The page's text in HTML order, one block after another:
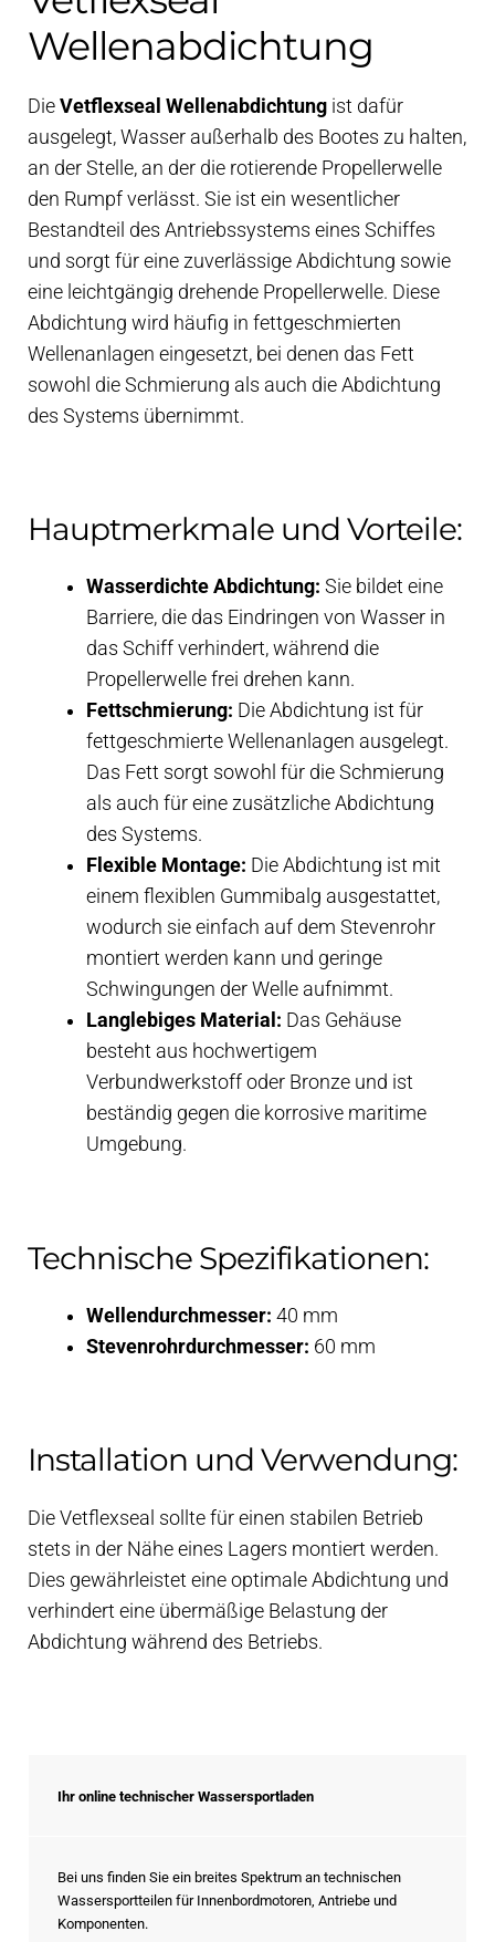
Wellenabdichtung
Die Vetflexseal Wellenabdichtungist dafür
ausgelegt, Wasser außerhalb des Bootes zu halten,
an der Stelle, an der die rotierende Propellerwelle
den Rumpf verlässt. Sie ist ein wesentlicher
Bestandteil des Antriebssystems eines Schiffes
und sorgt für eine zuverlässige Abdichtung sowie
eine leichtgängig drehende Propellerwelle. Diese
Abdichtung wird häufig in fettgeschmierten
Wellenanlagen eingesetzt, bei denen das Fett
sowohl die Schmierung als auch die Abdichtung
des Systems übernimmt.
Hauptmerkmale und Vorteile:
Wasserdichte Abdichtung: Sie bildet eine
Barriere, die das Eindringen von Wasser in
das Schiff verhindert, während die
Propellerwelle frei drehen kann.
Fettschmierung: Die Abdichtung ist für
fettgeschmierte Wellenanlagen ausgelegt.
Das Fett sorgt sowohl für die Schmierung
als auch für eine zusätzliche Abdichtung
des Systems.
Flexible Montage: Die Abdichtung ist mit
einem flexiblen Gummibalg ausgestattet,
wodurch sie einfach auf dem Stevenrohr
montiert werden kann und geringe
Schwingungen der Welle aufnimmt.
Langlebiges Material: Das Gehäuse
besteht aus hochwertigem
Verbundwerkstoff oder Bronze und ist
beständig gegen die korrosive maritime
Umgebung.
Technische Spezifikationen:
Wellendurchmesser: 40 mm
Stevenrohrdurchmesser: 60 mm
Installation und Verwendung:
Die Vetflexseal sollte für einen stabilen Betrieb
stets in der Nähe eines Lagers montiert werden.
Dies gewährleistet eine optimale Abdichtung und
verhindert eine übermäßige Belastung der
Abdichtung während des Betriebs.
Ihr online technischer Wassersportladen
Bei uns finden Sie ein breites Spektrum an technischen
Wassersportteilen für Innenbordmotoren, Antriebe und
Komponenten.